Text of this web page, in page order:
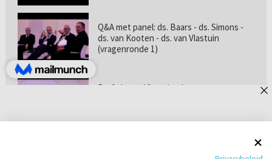
Q&A met panel: ds. Baars - ds. Simons -
ds. van Kooten - ds. van Vlastuin
(vragenronde 1)
Prof. dr. van Vlastuin - Is